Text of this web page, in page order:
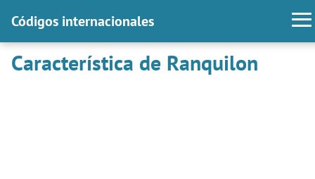
Códigos internacionales
Característica de Ranquilon